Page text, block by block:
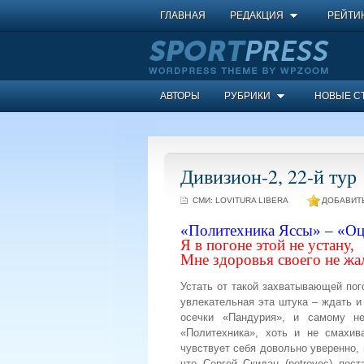
ГЛАВНАЯ РЕДАКЦИЯ
АВТОРЫ РУБРИКИ НОВЫЕ
Дивизион-2, 22-й тур
СМИ: LOVITURA LIBERA
«Политехника Яссы» –
Я в погоне этой не устану,
Мне здоровья своего не
Устать от такой захватывающей
увлекательная эта штука – ждать
осечки «Пандурия», и самому
«Политехника», хоть и не
чувствует себя довольно